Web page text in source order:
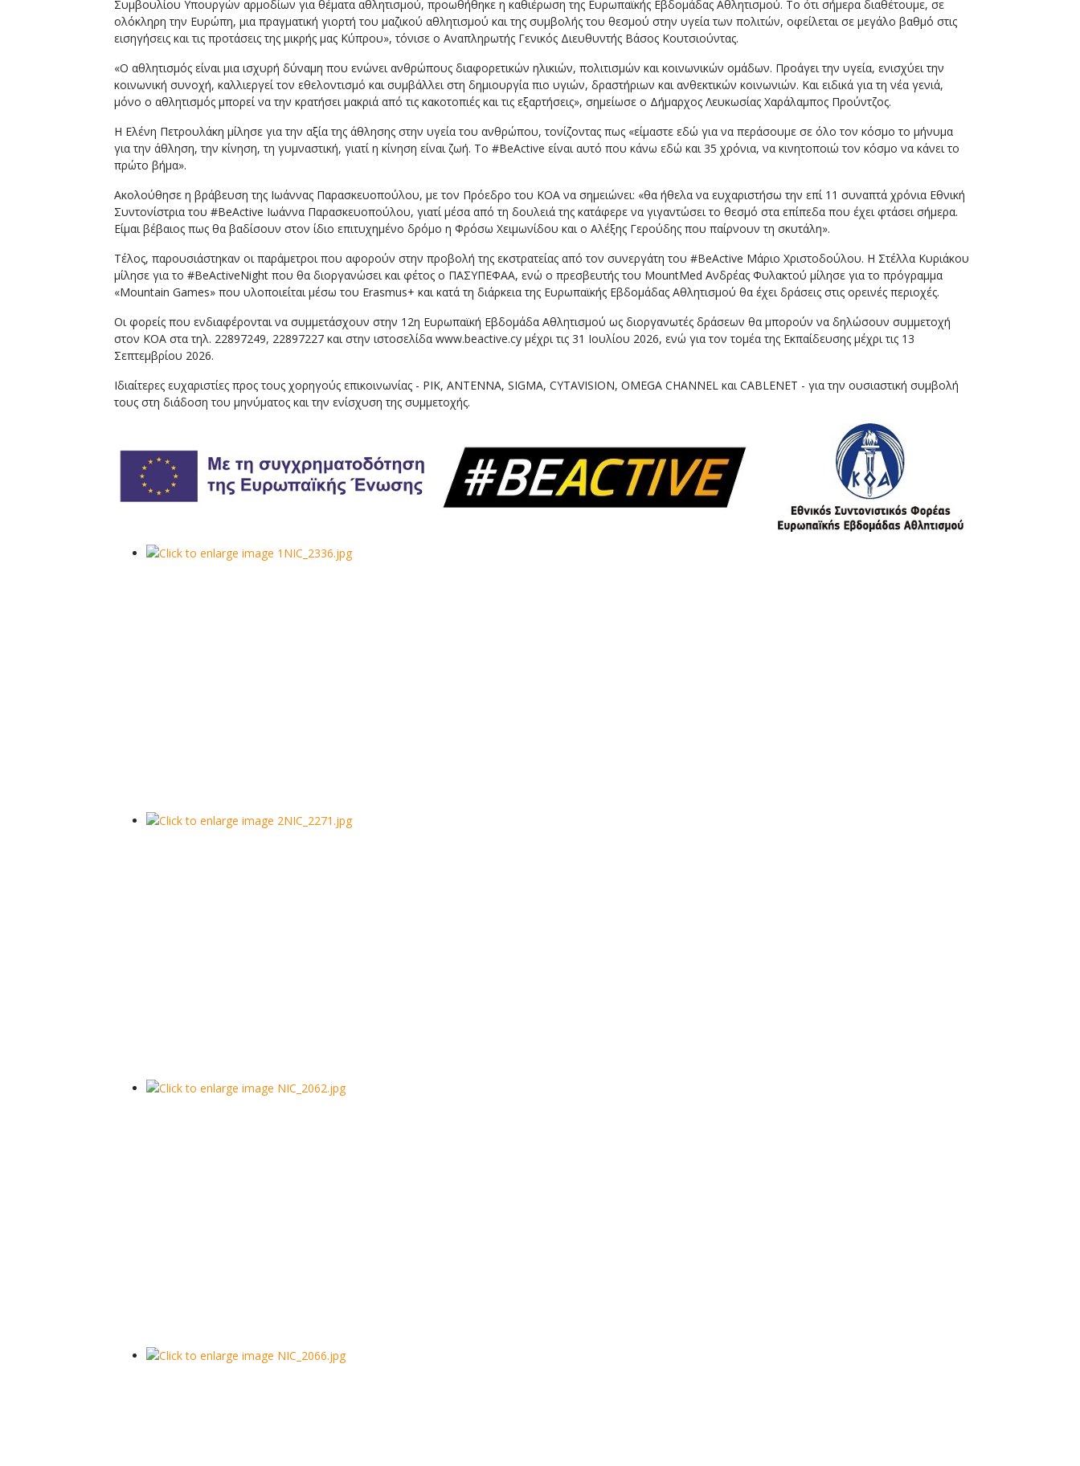
Συμβουλίου Υπουργών αρμοδίων για θέματα αθλητισμού, προωθήθηκε η καθιέρωση της Ευρωπαϊκής Εβδομάδας Αθλητισμού. Το ότι σήμερα διαθέτουμε, σε
ολόκληρη την Ευρώπη, μια πραγματική γιορτή του μαζικού αθλητισμού και της συμβολής του θεσμού στην υγεία των πολιτών, οφείλεται σε μεγάλο βαθμό στις
εισηγήσεις και τις προτάσεις της μικρής μας Κύπρου», τόνισε ο Αναπληρωτής Γενικός Διευθυντής Βάσος Κουτσιούντας.
«Ο αθλητισμός είναι μια ισχυρή δύναμη που ενώνει ανθρώπους διαφορετικών ηλικιών, πολιτισμών και κοινωνικών ομάδων. Προάγει την υγεία, ενισχύει την
κοινωνική συνοχή, καλλιεργεί τον εθελοντισμό και συμβάλλει στη δημιουργία πιο υγιών, δραστήριων και ανθεκτικών κοινωνιών. Και ειδικά για τη νέα γενιά,
μόνο ο αθλητισμός μπορεί να την κρατήσει μακριά από τις κακοτοπιές και τις εξαρτήσεις», σημείωσε ο Δήμαρχος Λευκωσίας Χαράλαμπος Προύντζος.
Η Ελένη Πετρουλάκη μίλησε για την αξία της άθλησης στην υγεία του ανθρώπου, τονίζοντας πως «είμαστε εδώ για να περάσουμε σε όλο τον κόσμο το μήνυμα
για την άθληση, την κίνηση, τη γυμναστική, γιατί η κίνηση είναι ζωή. Το #BeActive είναι αυτό που κάνω εδώ και 35 χρόνια, να κινητοποιώ τον κόσμο να κάνει το
πρώτο βήμα».
Ακολούθησε η βράβευση της Ιωάννας Παρασκευοπούλου, με τον Πρόεδρο του ΚΟΑ να σημειώνει: «θα ήθελα να ευχαριστήσω την επί 11 συναπτά χρόνια Εθνική
Συντονίστρια του #BeActive Ιωάννα Παρασκευοπούλου, γιατί μέσα από τη δουλειά της κατάφερε να γιγαντώσει το θεσμό στα επίπεδα που έχει φτάσει σήμερα.
Είμαι βέβαιος πως θα βαδίσουν στον ίδιο επιτυχημένο δρόμο η Φρόσω Χειμωνίδου και ο Αλέξης Γερούδης που παίρνουν τη σκυτάλη».
Τέλος, παρουσιάστηκαν οι παράμετροι που αφορούν στην προβολή της εκστρατείας από τον συνεργάτη του #BeActive Μάριο Χριστοδούλου. Η Στέλλα Κυριάκου
μίλησε για το #BeActiveNight που θα διοργανώσει και φέτος ο ΠΑΣΥΠΕΦΑΑ, ενώ ο πρεσβευτής του MountMed Ανδρέας Φυλακτού μίλησε για το πρόγραμμα
«Mountain Games» που υλοποιείται μέσω του Erasmus+ και κατά τη διάρκεια της Ευρωπαϊκής Εβδομάδας Αθλητισμού θα έχει δράσεις στις ορεινές περιοχές.
Οι φορείς που ενδιαφέρονται να συμμετάσχουν στην 12η Ευρωπαϊκή Εβδομάδα Αθλητισμού ως διοργανωτές δράσεων θα μπορούν να δηλώσουν συμμετοχή
στον ΚΟΑ στα τηλ. 22897249, 22897227 και στην ιστοσελίδα www.beactive.cy μέχρι τις 31 Ιουλίου 2026, ενώ για τον τομέα της Εκπαίδευσης μέχρι τις 13
Σεπτεμβρίου 2026.
Ιδιαίτερες ευχαριστίες προς τους χορηγούς επικοινωνίας - ΡΙΚ, ΑΝΤΕΝΝΑ, SIGMA, CYTAVISION, OMEGA CHANNEL και CABLENET - για την ουσιαστική συμβολή
τους στη διάδοση του μηνύματος και την ενίσχυση της συμμετοχής.